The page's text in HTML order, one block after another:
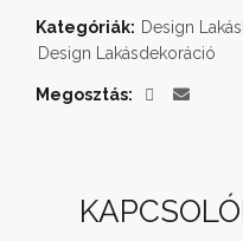
Kategóriák: Design
Design Lakásdekoráció
Megosztás